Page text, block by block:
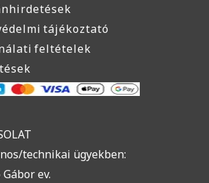
tájékoztató
feltételek
technikai ügyekben:
ev.